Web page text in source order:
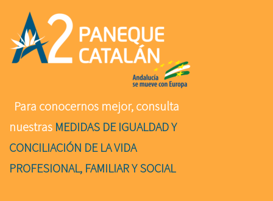
Para conocernos mejor, consulta
nuestras MEDIDAS DE IGUALDAD Y
CONCILIACIÓN DE LA VIDA
PROFESIONAL, FAMILIAR Y SOCIAL